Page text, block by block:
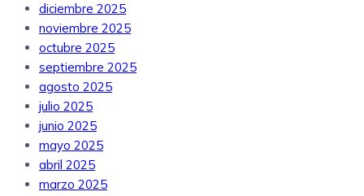
diciembre 2025
noviembre 2025
octubre 2025
septiembre 2025
agosto 2025
julio 2025
junio 2025
mayo 2025
abril 2025
marzo 2025